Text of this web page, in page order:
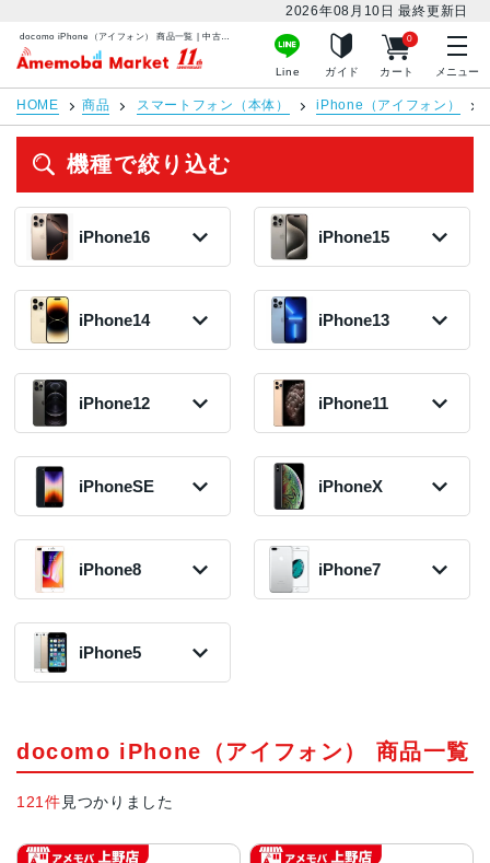
2026年08月10日 最終更新日
docomo iPhone（アイフォン） 商品一覧 | 中古スマホ販売のアメモバマーケット
アメモバマーケット
Line ガイド カート
0
メニュー
HOME 商品 スマートフォン（本体） iPhone（アイフォン）
機種で絞り込む
iPhone16
iPhone16 Pro
2024年モデル
126,800円〜
iPhone15
iPhone15 Pro
2023年モデル
86,800円〜
2023年モデル
在庫数:3
iPhone14
iPhone14 Plus
2022年モデル
49,800円〜
2022年モデル
在庫数:7
2022年モデル
iPhone14 Pro
2022年モデル
iPhone13
iPhone13 Pro
Max
2021年モデル
45,000円〜
iPhone13 Pro
36,800円〜
iPhone13
iPhone12
iPhone12
2020年モデル
30,300円〜
Max
30,800円〜
iPhone12 mini
iPhone11
iPhone11 Pro
Max
2019年モデル
38,800円〜
iPhone11
12,800円〜
iPhoneSE
iPhoneSE3 第3
世代
2022年モデル
14,800円〜
iPhoneSE2 第2
2020年モデル
iPhoneX
iPhoneXR
2018年モデル
10,800円〜
2018年モデル
7,800円〜
在庫数:11
5,300円〜
iPhone8
iPhone8 Plus
2017年モデル
9,300円〜
4,800円〜
iPhone7
2,300円〜
在庫数:7
iPhone5
3,300円〜
在庫数:1
docomo iPhone（アイフォン） 商品一覧
121件 見つかりました